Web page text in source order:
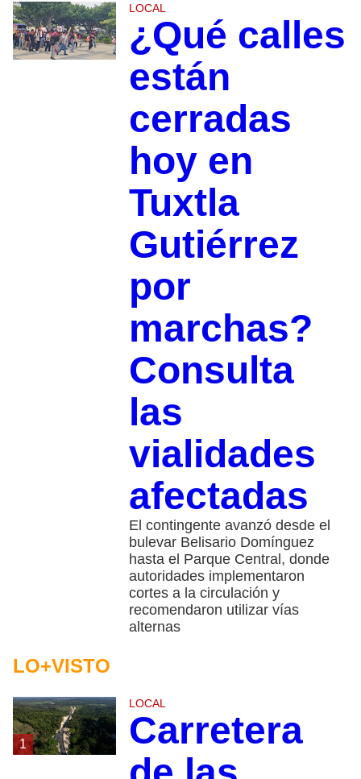
LOCAL
¿Qué calles
están
cerradas
hoy en
Tuxtla
Gutiérrez
por
marchas?
Consulta
las
vialidades
afectadas
El contingente avanzó desde el
bulevar Belisario Domínguez
hasta el Parque Central, donde
autoridades implementaron
cortes a la circulación y
recomendaron utilizar vías
alternas
LO+VISTO
1
LOCAL
Carretera